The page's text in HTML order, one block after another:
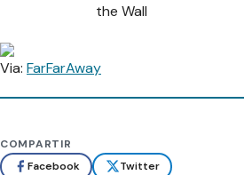
the Wall
Via: FarFarAway
COMPARTIR
Facebook
Twitter